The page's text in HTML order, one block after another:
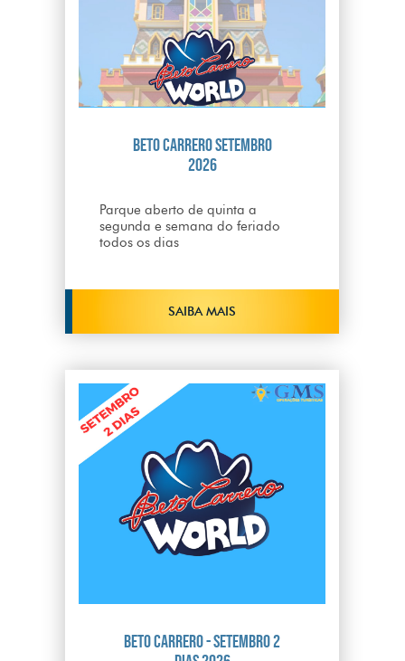
Beto Carrero Setembro
2026
Parque aberto de quinta a
segunda e semana do feriado
todos os dias
SAIBA MAIS
Beto Carrero - Setembro 2